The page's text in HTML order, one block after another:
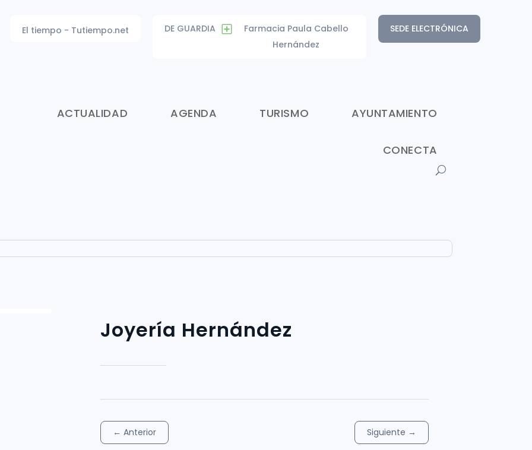
SEDE ELECTRÓNICA
DE GUARDIA
Farmacia Paula Cabello
Hernández
El tiempo - Tutiempo.net
ACTUALIDAD AGENDA TURISMO AYUNTAMIENTO
CONECTA
Joyería Hernández
←Anterior Siguiente →